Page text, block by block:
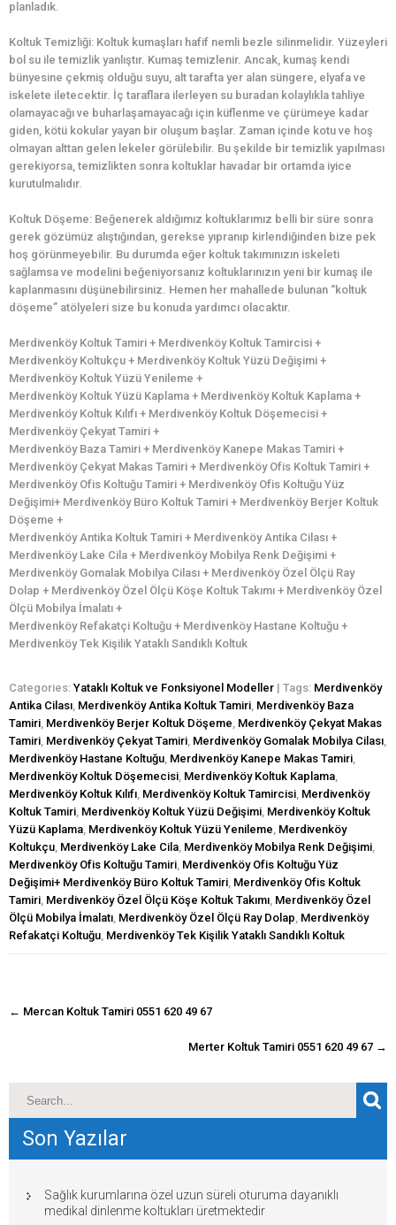
planladık.
Koltuk Temizliği: Koltuk kumaşları hafif nemli bezle silinmelidir. Yüzeyleri
bol su ile temizlik yanlıştır. Kumaş temizlenir. Ancak, kumaş kendi
bünyesine çekmiş olduğu suyu, alt tarafta yer alan süngere, elyafa ve
iskelete iletecektir. İç taraflara ilerleyen su buradan kolaylıkla tahliye
olamayacağı ve buharlaşamayacağı için küflenme ve çürümeye kadar
giden, kötü kokular yayan bir oluşum başlar. Zaman içinde kotu ve hoş
olmayan alttan gelen lekeler görülebilir. Bu şekilde bir temizlik yapılması
gerekiyorsa, temizlikten sonra koltuklar havadar bir ortamda iyice
kurutulmalıdır.
Koltuk Döşeme: Beğenerek aldığımız koltuklarımız belli bir süre sonra
gerek gözümüz alıştığından, gerekse yıpranıp kirlendiğinden bize pek
hoş görünmeyebilir. Bu durumda eğer koltuk takımınızın iskeleti
sağlamsa ve modelini beğeniyorsanız koltuklarınızın yeni bir kumaş ile
kaplanmasını düşünebilirsiniz. Hemen her mahallede bulunan “koltuk
döşeme” atölyeleri size bu konuda yardımcı olacaktır.
Merdivenköy Koltuk Tamiri + Merdivenköy Koltuk Tamircisi +
Merdivenköy Koltukçu + Merdivenköy Koltuk Yüzü Değişimi +
Merdivenköy Koltuk Yüzü Yenileme +
Merdivenköy Koltuk Yüzü Kaplama + Merdivenköy Koltuk Kaplama +
Merdivenköy Koltuk Kılıfı + Merdivenköy Koltuk Döşemecisi +
Merdivenköy Çekyat Tamiri +
Merdivenköy Baza Tamiri + Merdivenköy Kanepe Makas Tamiri +
Merdivenköy Çekyat Makas Tamiri + Merdivenköy Ofis Koltuk Tamiri +
Merdivenköy Ofis Koltuğu Tamiri + Merdivenköy Ofis Koltuğu Yüz
Değişimi+ Merdivenköy Büro Koltuk Tamiri + Merdivenköy Berjer Koltuk
Döşeme +
Merdivenköy Antika Koltuk Tamiri + Merdivenköy Antika Cilası +
Merdivenköy Lake Cila + Merdivenköy Mobilya Renk Değişimi +
Merdivenköy Gomalak Mobilya Cilası + Merdivenköy Özel Ölçü Ray
Dolap + Merdivenköy Özel Ölçü Köşe Koltuk Takımı + Merdivenköy Özel
Ölçü Mobilya İmalatı +
Merdivenköy Refakatçi Koltuğu + Merdivenköy Hastane Koltuğu +
Merdivenköy Tek Kişilik Yataklı Sandıklı Koltuk
Categories: Yataklı Koltuk ve Fonksiyonel Modeller | Tags: Merdivenköy
Antika Cilası Merdivenköy Antika Koltuk Tamiri Merdivenköy Baza
Tamiri Merdivenköy Berjer Koltuk Döşeme Merdivenköy Çekyat Makas
Tamiri Merdivenköy Çekyat Tamiri Merdivenköy Gomalak Mobilya Cilası
Merdivenköy Hastane Koltuğu Merdivenköy Kanepe Makas Tamiri
Merdivenköy Koltuk Döşemecisi Merdivenköy Koltuk Kaplama
Merdivenköy Koltuk Kılıfı Merdivenköy Koltuk Tamircisi Merdivenköy
Koltuk Tamiri Merdivenköy Koltuk Yüzü Değişimi Merdivenköy Koltuk
Yüzü Kaplama Merdivenköy Koltuk Yüzü Yenileme Merdivenköy
Koltukçu Merdivenköy Lake Cila Merdivenköy Mobilya Renk Değişimi
Merdivenköy Ofis Koltuğu Tamiri Merdivenköy Ofis Koltuğu Yüz
Değişimi+ Merdivenköy Büro Koltuk Tamiri Merdivenköy Ofis Koltuk
Tamiri Merdivenköy Özel Ölçü Köşe Koltuk Takımı Merdivenköy Özel
Ölçü Mobilya İmalatı Merdivenköy Özel Ölçü Ray Dolap Merdivenköy
Refakatçi Koltuğu Merdivenköy Tek Kişilik Yataklı Sandıklı Koltuk
navigasyon
← Mercan Koltuk Tamiri 0551 620 49 67
Merter Koltuk Tamiri 0551 620 49 67 →
Son Yazılar
Sağlık kurumlarına özel uzun süreli oturuma dayanıklı
medikal dinlenme koltukları üretmektedir